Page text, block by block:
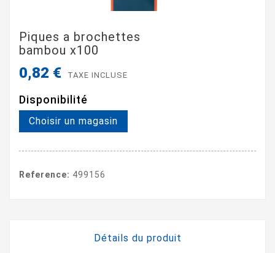
Piques a brochettes
bambou x100
0,82 € TAXE INCLUSE
Disponibilité
Choisir un magasin
Reference: 499156
Détails du produit